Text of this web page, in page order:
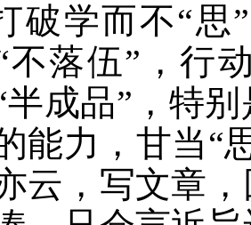
破学而不“思
不落伍”，行
半成品”，特
能力，甘当“
云，写文章